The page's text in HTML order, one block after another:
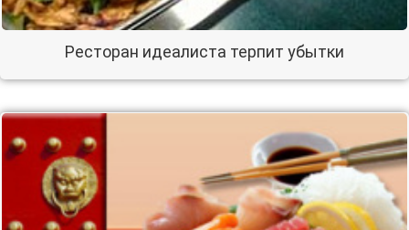
Ресторан идеалиста терпит убытки